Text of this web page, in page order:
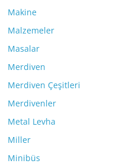
Makine
Malzemeler
Masalar
Merdiven
Merdiven Çeşitleri
Merdivenler
Metal Levha
Miller
Minibüs